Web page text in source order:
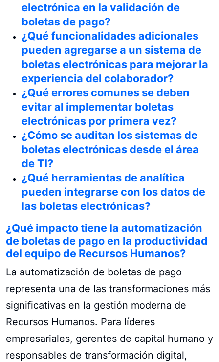
electrónica en la validación de
boletas de pago?
¿Qué funcionalidades adicionales
pueden agregarse a un sistema de
boletas electrónicas para mejorar la
experiencia del colaborador?
¿Qué errores comunes se deben
evitar al implementar boletas
electrónicas por primera vez?
¿Cómo se auditan los sistemas de
boletas electrónicas desde el área
de TI?
¿Qué herramientas de analítica
pueden integrarse con los datos de
las boletas electrónicas?
¿Qué impacto tiene la automatización
de boletas de pago en la productividad
del equipo de Recursos Humanos?
La automatización de boletas de pago
representa una de las transformaciones más
significativas en la gestión moderna de
Recursos Humanos. Para líderes
empresariales, gerentes de capital humano y
responsables de transformación digital,